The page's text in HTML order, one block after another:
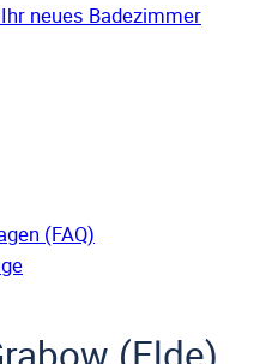
neues Badezimmer
(FAQ)